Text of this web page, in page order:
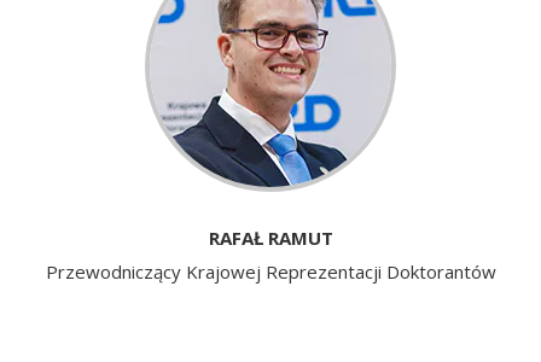
RAFAŁ RAMUT
Przewodniczący Krajowej Reprezentacji Doktorantów